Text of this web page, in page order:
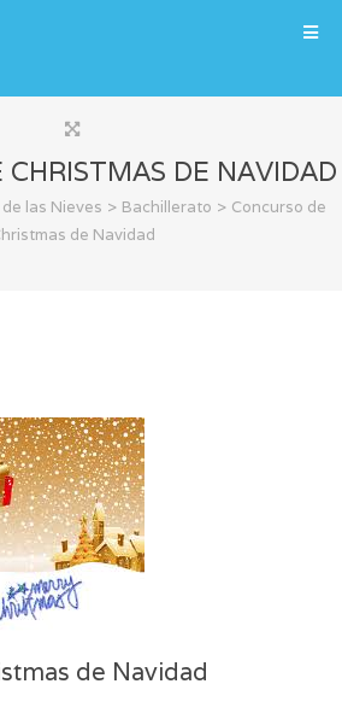
CHRISTMAS DE NAVIDAD
las Nieves > Bachillerato > Concurso de
de Navidad
de Navidad